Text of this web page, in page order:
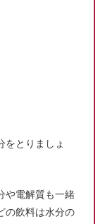
をとりましょ
や電解質も一緒
の飲料は水分の